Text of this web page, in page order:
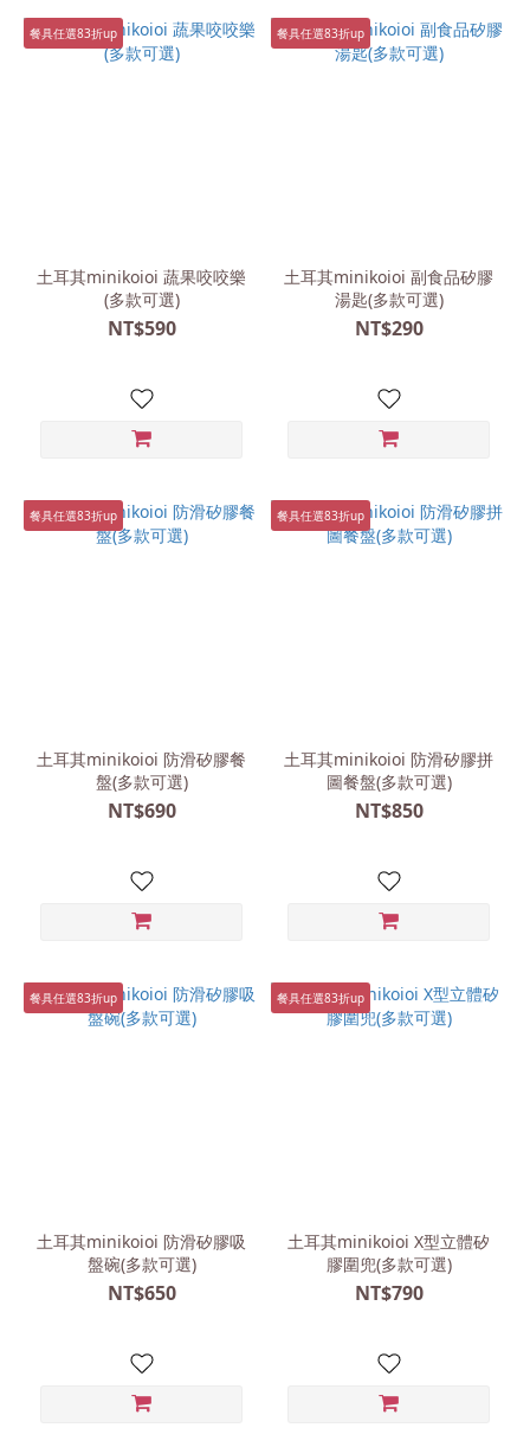
餐具任選83折up
土耳其minikoioi 蔬果咬咬樂
(多款可選)
NT$590
餐具任選83折up
土耳其minikoioi 副食品矽膠
湯匙(多款可選)
NT$290
餐具任選83折up
土耳其minikoioi 防滑矽膠餐
盤(多款可選)
NT$690
餐具任選83折up
土耳其minikoioi 防滑矽膠拼
圖餐盤(多款可選)
NT$850
餐具任選83折up
土耳其minikoioi 防滑矽膠吸
盤碗(多款可選)
NT$650
餐具任選83折up
土耳其minikoioi X型立體矽
膠圍兜(多款可選)
NT$790